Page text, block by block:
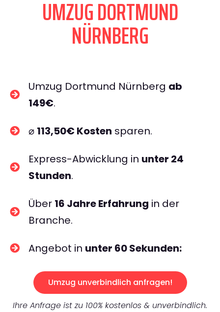
UMZUG DORTMUND
NÜRNBERG
Umzug Dortmund Nürnberg ab
149€.
⌀ 113,50€ Kosten sparen.
Express-Abwicklung in unter 24
Stunden.
Über 16 Jahre Erfahrung in der
Branche.
Angebot in unter 60 Sekunden:
Umzug unverbindlich anfragen!
Ihre Anfrage ist zu 100% kostenlos & unverbindlich.